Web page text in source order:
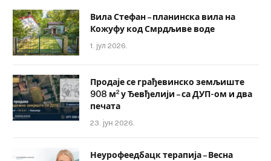
Вила Стефан – планинска вила на
Кожуфу код Смрдљиве воде
1. јул 2026.
Продаје се грађевинско земљиште
908 м² у Ђевђелији – са ДУП-ом и два
печата
23. јун 2026.
Неурофеедбацк терапија – Весна